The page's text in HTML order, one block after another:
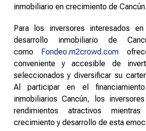
inmobiliario en crecimiento de Cancún.
Para los inversores interesados
desarrollo inmobiliario de
como Fondeo.m2crowd.com
conveniente y accesible de
seleccionados y diversificar su
Al participar en el
inmobiliarios Cancún, los
rendimientos atractivos
crecimiento y desarrollo de esta